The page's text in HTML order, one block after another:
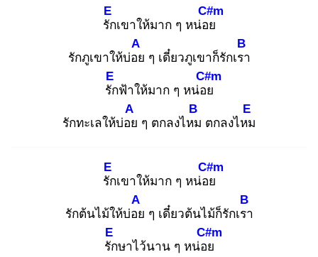
รัก
E
เขาให้มาก ๆ หน่อย
C#m
รักภูเขาให้บ่อย
A
ๆ เดี๋ยวภูเขาก็รักเรา
B
รัก
E
ฟ้าให้มาก ๆ หน่อย
C#m
รักทะเลให้บ่อย
A
ๆ ตกลงไหม
B
ตกลงไหม
E
รัก
E
เขาให้มาก ๆ หน่อย
C#m
รักต้นไม้ให้บ่อย
A
ๆ เดี๋ยวต้นไม้ก็รักเรา
B
รัก
E
ษาไว้นาน ๆ หน่อย
C#m